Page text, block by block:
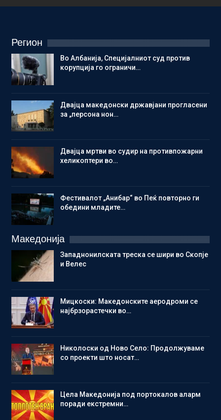
Регион
Во Албанија, Специјалниот суд против
корупција го ограничи…
Двајца македонски државјани прогласени
за „персона нон…
Двајца мртви во судир на противпожарни
хеликоптери во…
Фестивалот „Анибар“ во Пеќ повторно ги
обедини младите…
Македонија
Западнонилската треска се шири во Скопје
и Велес
Мицкоски: Македонските аеродроми се
најбрзорастечки во…
Николоски од Ново Село: Продолжуваме
со проекти што носат…
Цела Македонија под портокалов аларм
поради екстремни…